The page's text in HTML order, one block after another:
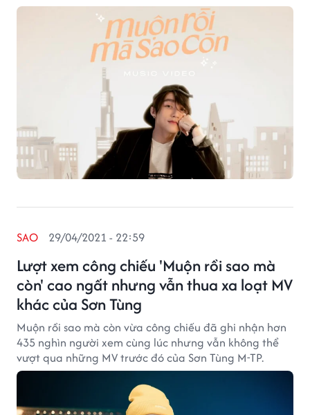
Lượt xem công chiếu 'Muộn rồi sao mà
còn' cao ngất nhưng vẫn thua xa loạt MV
khác của Sơn Tùng
SAO 29/04/2021 - 22:59
Muộn rồi sao mà còn vừa công chiếu đã ghi nhận hơn
435 nghìn người xem cùng lúc nhưng vẫn không thể
vượt qua những MV trước đó của Sơn Tùng M-TP.